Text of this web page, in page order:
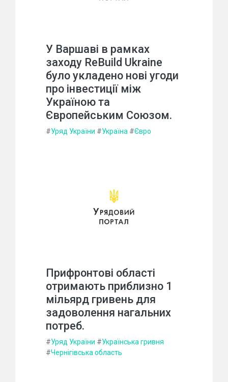
У Варшаві в рамках
заходу ReBuild Ukraine
було укладено нові угоди
про інвестиції між
Україною та
Європейським Союзом.
#Уряд України #Україна #Євро
Прифронтові області
отримають приблизно 1
мільярд гривень для
задоволення нагальних
потреб.
#Уряд України #Українська гривня
#Чернігівська область